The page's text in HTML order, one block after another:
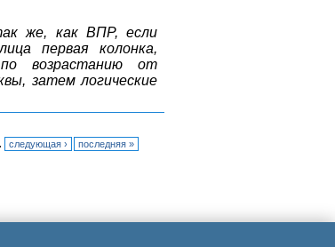
же, как ВПР, если
первая колонка,
возрастанию от
затем логические
следующая › последняя »